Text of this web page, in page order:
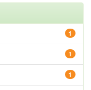
1
1
1